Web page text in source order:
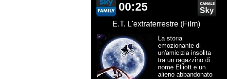
00:25
Sky
E.T. L'extraterrestre (Film)
La storia
emozionante di
un'amicizia insolita
tra un ragazzino di
nome Elliott e un
alieno abbandonato